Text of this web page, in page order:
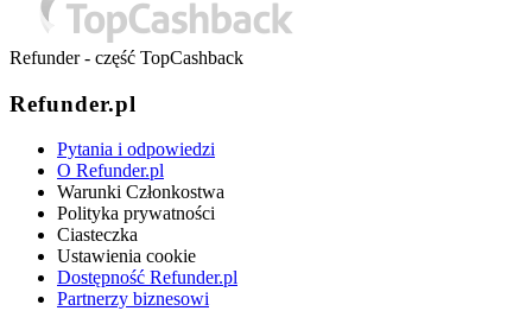
Refunder - część TopCashback
Refunder.pl
Pytania i odpowiedzi
O Refunder.pl
Warunki Członkostwa
Polityka prywatności
Ciasteczka
Ustawienia cookie
Dostępność Refunder.pl
Partnerzy biznesowi